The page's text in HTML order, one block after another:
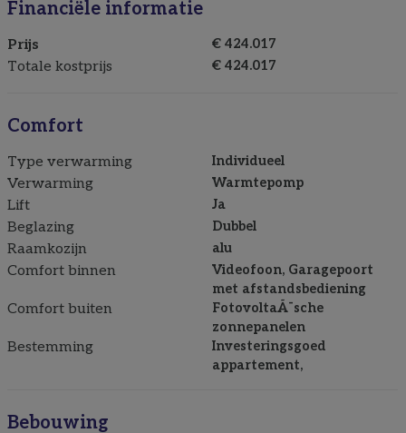
Financiële informatie
Prijs € 424.017
Totale kostprijs € 424.017
Comfort
Type verwarming Individueel
Verwarming Warmtepomp
Lift Ja
Beglazing Dubbel
Raamkozijn alu
Comfort binnen
Videofoon, Garagepoort
met afstandsbediening
Comfort buiten
FotovoltaÃ¯sche
zonnepanelen
Bestemming
Investeringsgoed
appartement,
Bebouwing